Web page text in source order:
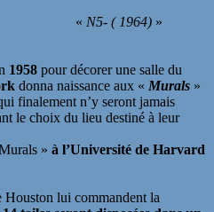
N5- ( 1964) »
1958 pour décorer une salle du
donna naissance aux « Murals »
finalement n’y seront jamais
le choix du lieu destiné à leur
» à l’Université de Harvard
Houston lui commandent la